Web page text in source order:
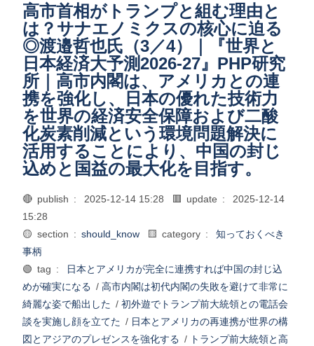
高市首相がトランプと組む理由と
は？サナエノミクスの核心に迫る
◎渡邉哲也氏（3／4）｜『世界と
日本経済大予測2026-27』PHP研究
所｜高市内閣は、アメリカとの連
携を強化し、日本の優れた技術力
を世界の経済安全保障および二酸
化炭素削減という環境問題解決に
活用することにより、中国の封じ
込めと国益の最大化を目指す。
🔴 publish : 2025-12-14 15:28 🟥 update :
2025-12-14
15:28
🟡 section : should_know 🟨 category :
知っておくべき
事柄
🟢 tag :
日本とアメリカが完全に連携すれば中国の封じ込
めが確実になる / 高市内閣は初代内閣の失敗を避けて非常に
綺麗な姿で船出した / 初外遊でトランプ前大統領との電話会
談を実施し顔を立てた / 日本とアメリカの再連携が世界の構
図とアジアのプレゼンスを強化する / トランプ前大統領と高